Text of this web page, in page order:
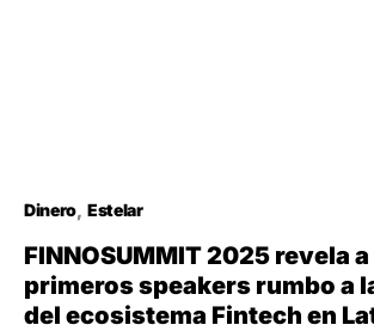
Dinero Estelar
FINNOSUMMIT 2025 revela
primeros speakers rumbo a
del ecosistema Fintech en